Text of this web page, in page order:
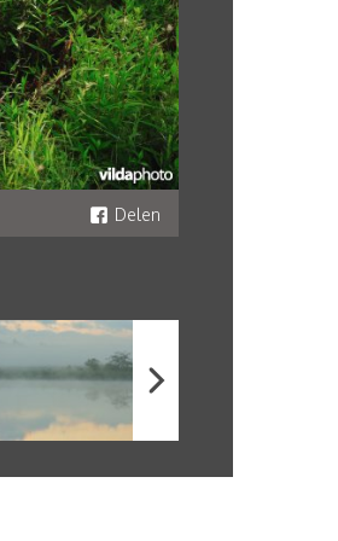
Delen